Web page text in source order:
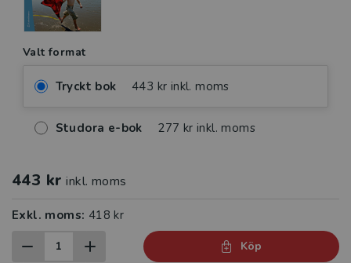
Valt format
Tryckt bok 443 kr inkl. moms
Studora e-bok 277 kr inkl. moms
443 kr inkl. moms
Exkl. moms: 418 kr
Köp